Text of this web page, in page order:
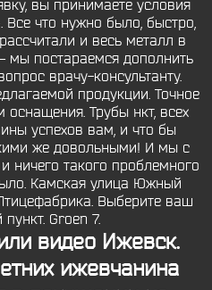
вы принимаете условия
Все что нужно было, быстро,
и весь металл в
постараемся дополнить
врачу-консультанту.
продукции. Точное
оснащения. Трубы нкт, всех
успехов вам, и что бы
же довольными! И мы с
ничего такого проблемного
Камская улица Южный
Выберите ваш
Groen 7.
видео Ижевск.
ижевчанина